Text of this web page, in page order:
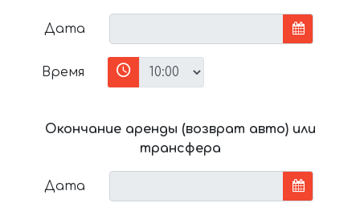
Дата
Время
Окончание аренды (возврат авто) или
трансфера
Дата